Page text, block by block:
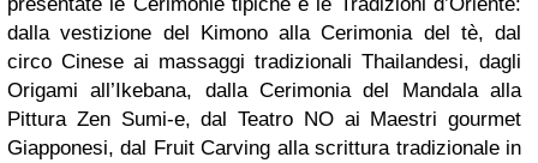
dalla vestizione del Kimono alla Cerimonia del tè, dal
circo Cinese ai massaggi tradizionali Thailandesi, dagli
Origami all’Ikebana, dalla Cerimonia del Mandala alla
Pittura Zen Sumi-e, dal Teatro NO ai Maestri gourmet
Giapponesi, dal Fruit Carving alla scrittura tradizionale in